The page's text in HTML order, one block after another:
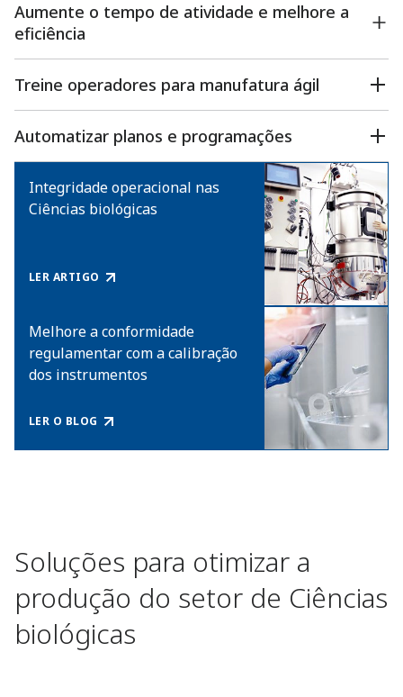
Aumente o tempo de atividade e melhore a
eficiência
Treine operadores para manufatura ágil
Automatizar planos e programações
Integridade operacional nas
Ciências biológicas
LER ARTIGO
Melhore a conformidade
regulamentar com a calibração
dos instrumentos
LER O BLOG
Soluções para otimizar a
produção do setor de Ciências
biológicas